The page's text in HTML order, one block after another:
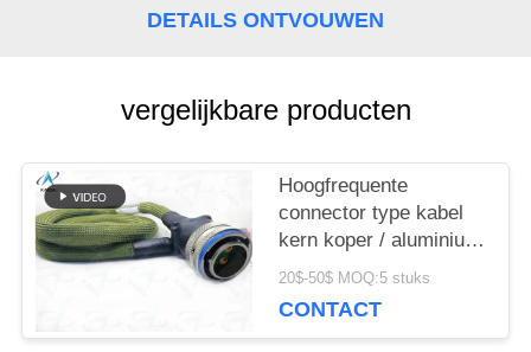
DETAILS ONTVOUWEN
vergelijkbare producten
Hoogfrequente
connector type kabel
kern koper / aluminium
voor topoplossingen
kabel
20$-50$ MOQ:5 stuks
CONTACT